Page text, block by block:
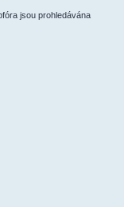
jsou prohledávána